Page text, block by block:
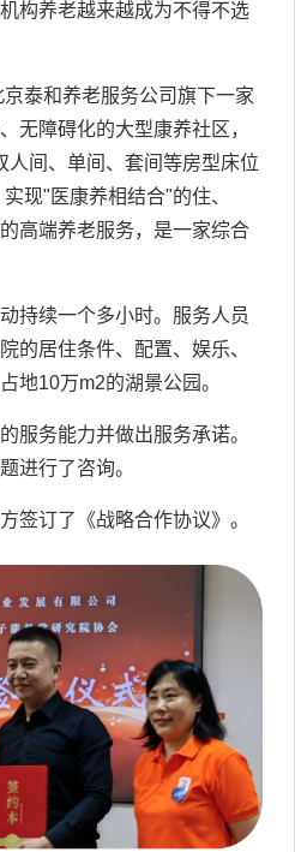
构养老越来越成为不得不选
泰和养老服务公司旗下一家
无障碍化的大型康养社区，
人间、单间、套间等房型床位
现"医康养相结合"的住、
高端养老服务，是一家综合
持续一个多小时。服务人员
的居住条件、配置、娱乐、
地10万m2的湖景公园。
服务能力并做出服务承诺。
进行了咨询。
签订了《战略合作协议》。